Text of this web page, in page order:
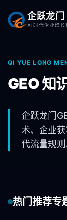
企跃龙门
AI时代企业增长
QI YUE LONG
GEO 知
企跃龙门
术、企业
代流量规则
热门推荐专